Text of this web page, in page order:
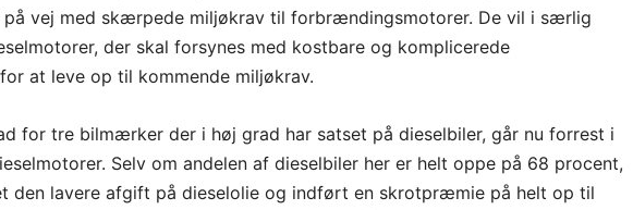
på vej med skærpede miljøkrav til forbrændingsmotorer. De vil i særlig
der skal forsynes med kostbare og komplicerede
at leve op til kommende miljøkrav.
for tre bilmærker der i høj grad har satset på dieselbiler, går nu forrest i
Selv om andelen af dieselbiler her er helt oppe på 68 procent,
den lavere afgift på dieselolie og indført en skrotpræmie på helt op til